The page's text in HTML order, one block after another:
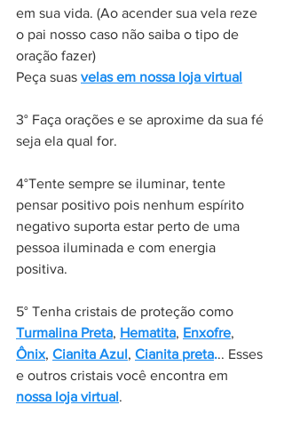
em sua vida. (Ao acender sua vela reze
o pai nosso caso não saiba o tipo de
oração fazer)
Peça suas velas em nossa loja virtual
3° Faça orações e se aproxime da sua fé
seja ela qual for.
4°Tente sempre se iluminar, tente
pensar positivo pois nenhum espírito
negativo suporta estar perto de uma
pessoa iluminada e com energia
positiva.
5° Tenha cristais de proteção como
Turmalina Preta, Hematita, Enxofre,
Ônix, Cianita Azul, Cianita preta... Esses
e outros cristais você encontra em
nossa loja virtual.